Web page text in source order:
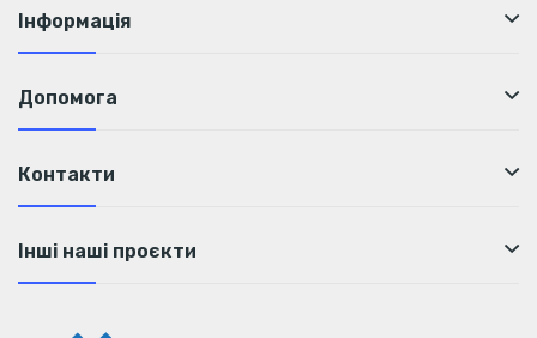
Інформація
Допомога
Контакти
Інші наші проєкти